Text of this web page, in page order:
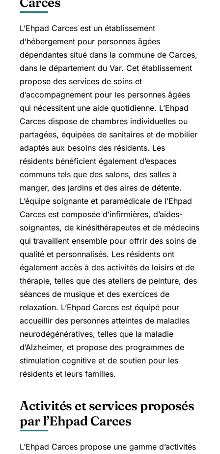
L’Ehpad Carces est un établissement
d’hébergement pour personnes âgées
dépendantes situé dans la commune de Carces,
dans le département du Var. Cet établissement
propose des services de soins et
d’accompagnement pour les personnes âgées
qui nécessitent une aide quotidienne. L’Ehpad
Carces dispose de chambres individuelles ou
partagées, équipées de sanitaires et de mobilier
adaptés aux besoins des résidents. Les
résidents bénéficient également d’espaces
communs tels que des salons, des salles à
manger, des jardins et des aires de détente.
L’équipe soignante et paramédicale de l’Ehpad
Carces est composée d’infirmières, d’aides-
soignantes, de kinésithérapeutes et de médecins
qui travaillent ensemble pour offrir des soins de
qualité et personnalisés. Les résidents ont
également accès à des activités de loisirs et de
thérapie, telles que des ateliers de peinture, des
séances de musique et des exercices de
relaxation. L’Ehpad Carces est équipé pour
accueillir des personnes atteintes de maladies
neurodégénératives, telles que la maladie
d’Alzheimer, et propose des programmes de
stimulation cognitive et de soutien pour les
résidents et leurs familles.
Activités et services proposés
par l’Ehpad Carces
L’Ehpad Carces propose une gamme d’activités